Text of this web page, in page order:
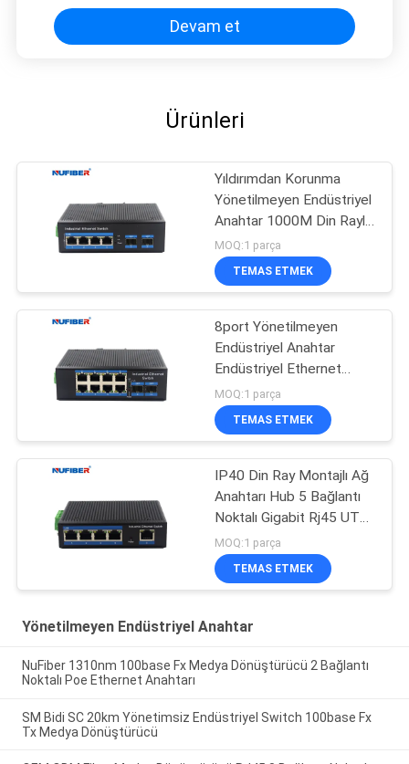
Devam et
Ürünleri
Yıldırımdan Korunma
Yönetilmeyen Endüstriyel
Anahtar 1000M Din Raylı
Ethernet Anahtarı
MOQ:1 parça
TEMAS ETMEK
8port Yönetilmeyen
Endüstriyel Anahtar
Endüstriyel Ethernet
Anahtarı Din Ray Montajı
MOQ:1 parça
TEMAS ETMEK
IP40 Din Ray Montajlı Ağ
Anahtarı Hub 5 Bağlantı
Noktalı Gigabit Rj45 UTP
Arayüzü
MOQ:1 parça
TEMAS ETMEK
Yönetilmeyen Endüstriyel Anahtar
NuFiber 1310nm 100base Fx Medya Dönüştürücü 2 Bağlantı
Noktalı Poe Ethernet Anahtarı
SM Bidi SC 20km Yönetimsiz Endüstriyel Switch 100base Fx
Tx Medya Dönüştürücü